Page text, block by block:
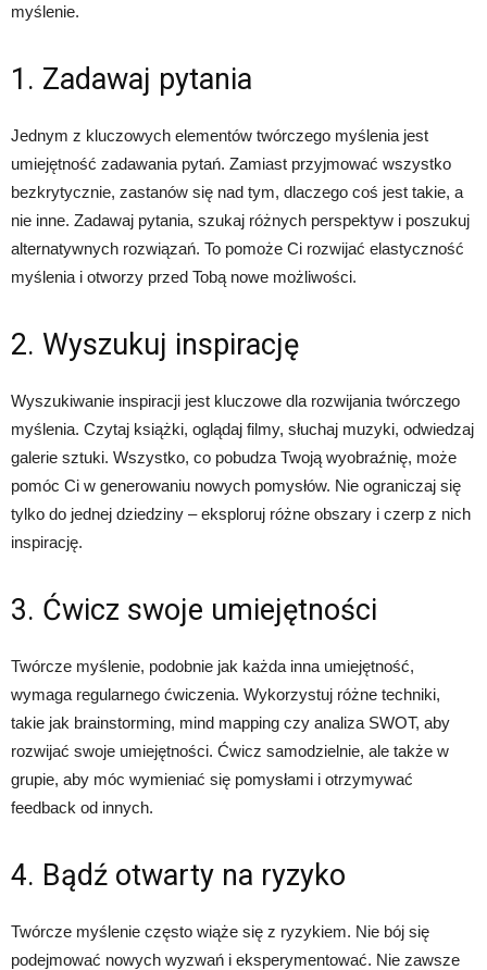
myślenie.
1. Zadawaj pytania
Jednym z kluczowych elementów twórczego myślenia jest
umiejętność zadawania pytań. Zamiast przyjmować wszystko
bezkrytycznie, zastanów się nad tym, dlaczego coś jest takie, a
nie inne. Zadawaj pytania, szukaj różnych perspektyw i poszukuj
alternatywnych rozwiązań. To pomoże Ci rozwijać elastyczność
myślenia i otworzy przed Tobą nowe możliwości.
2. Wyszukuj inspirację
Wyszukiwanie inspiracji jest kluczowe dla rozwijania twórczego
myślenia. Czytaj książki, oglądaj filmy, słuchaj muzyki, odwiedzaj
galerie sztuki. Wszystko, co pobudza Twoją wyobraźnię, może
pomóc Ci w generowaniu nowych pomysłów. Nie ograniczaj się
tylko do jednej dziedziny – eksploruj różne obszary i czerp z nich
inspirację.
3. Ćwicz swoje umiejętności
Twórcze myślenie, podobnie jak każda inna umiejętność,
wymaga regularnego ćwiczenia. Wykorzystuj różne techniki,
takie jak brainstorming, mind mapping czy analiza SWOT, aby
rozwijać swoje umiejętności. Ćwicz samodzielnie, ale także w
grupie, aby móc wymieniać się pomysłami i otrzymywać
feedback od innych.
4. Bądź otwarty na ryzyko
Twórcze myślenie często wiąże się z ryzykiem. Nie bój się
podejmować nowych wyzwań i eksperymentować. Nie zawsze